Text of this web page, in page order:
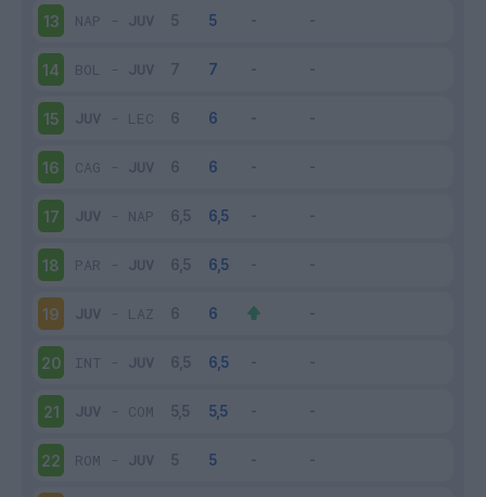
13 NAP - JUV
14 BOL - JUV
15 JUV - LEC
16 CAG - JUV
17 JUV - NAP
18 PAR - JUV
19 JUV - LAZ
20 INT - JUV
21 JUV - COM
22 ROM - JUV